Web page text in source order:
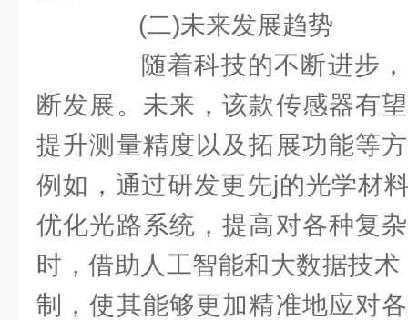
(二)未来发展趋势
随着科技的不断进步，
断发展。未来，该款传感器有
提升测量精度以及拓展功能等
例如，通过研发更先j的光学材
优化光路系统，提高对各种复
时，借助人工智能和大数据技
制，使其能够更加精准地应对